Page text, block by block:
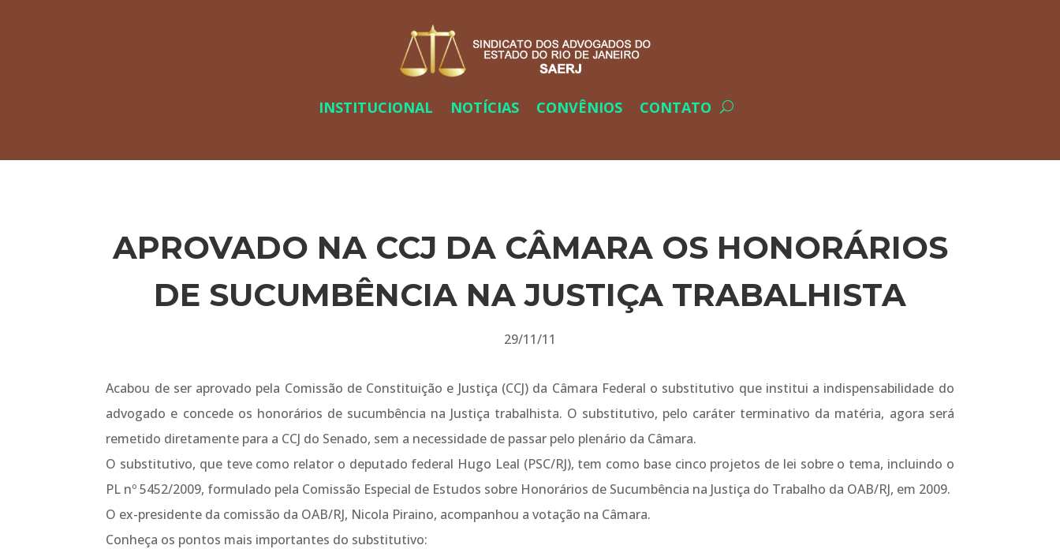
INSTITUCIONAL NOTÍCIAS CONVÊNIOS CONTATO
APROVADO NA CCJ DA CÂMARA OS HONORÁRIOS
DE SUCUMBÊNCIA NA JUSTIÇA TRABALHISTA
29/11/11
Acabou de ser aprovado pela Comissão de Constituição e Justiça (CCJ) da Câmara Federal o substitutivo que institui a indispensabilidade do
advogado e concede os honorários de sucumbência na Justiça trabalhista. O substitutivo, pelo caráter terminativo da matéria, agora será
remetido diretamente para a CCJ do Senado, sem a necessidade de passar pelo plenário da Câmara.
O substitutivo, que teve como relator o deputado federal Hugo Leal (PSC/RJ), tem como base cinco projetos de lei sobre o tema, incluindo o
PL nº 5452/2009, formulado pela Comissão Especial de Estudos sobre Honorários de Sucumbência na Justiça do Trabalho da OAB/RJ, em 2009.
O ex-presidente da comissão da OAB/RJ, Nicola Piraino, acompanhou a votação na Câmara.
Conheça os pontos mais importantes do substitutivo: